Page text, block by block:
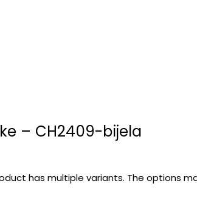
– CH2409-bijela
has multiple variants. The options